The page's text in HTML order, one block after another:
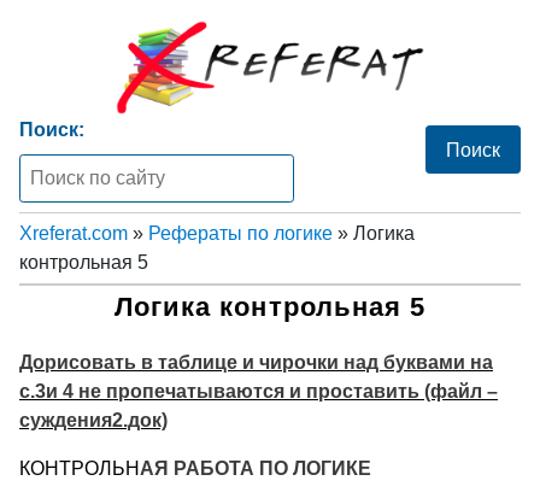
Поиск:
Xreferat.com » Рефераты по логике » Логика
контрольная 5
Логика контрольная 5
Дорисовать в таблице и чирочки над буквами на
с.3и 4 не пропечатываются и проставить (файл –
суждения2.док)
КОНТРОЛЬН АЯ РАБОТА ПО ЛОГИКЕ